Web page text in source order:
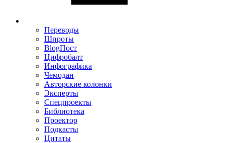
Переводы
Шпроты
BlogПост
Цифробалт
Инфографика
Чемодан
Авторские колонки
Эксперты
Спецпроекты
Библиотека
Проектор
Подкасты
Цитаты